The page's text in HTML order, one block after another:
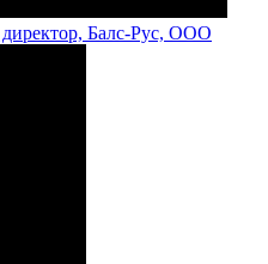
Балс-Рус, ООО